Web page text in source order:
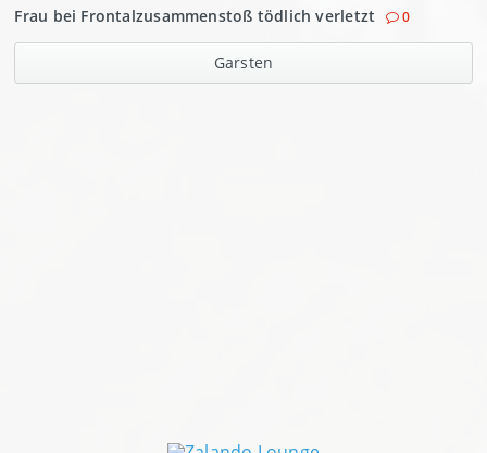
Frau bei Frontalzusammenstoß tödlich verletzt 0
Garsten